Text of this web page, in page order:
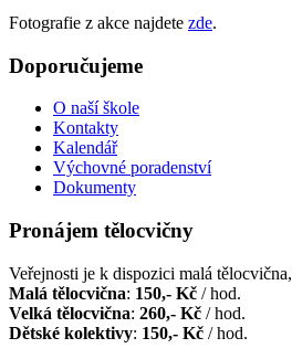
Fotografie z akce najdete zde.
Doporučujeme
O naší škole
Kontakty
Kalendář
Výchovné poradenství
Dokumenty
Pronájem tělocvičny
Veřejnosti je k dispozici malá
Malá tělocvična: 150,- Kč / hod.
Velká tělocvična: 260,- Kč / hod.
Dětské kolektivy: 150,- Kč / hod.